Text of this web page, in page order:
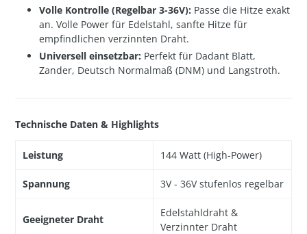
Volle Kontrolle (Regelbar 3-36V): Passe die Hitze exakt
an. Volle Power für Edelstahl, sanfte Hitze für
empfindlichen verzinnten Draht.
Universell einsetzbar: Perfekt für Dadant Blatt,
Zander, Deutsch Normalmaß (DNM) und Langstroth.
Technische Daten & Highlights
Leistung 144 Watt (High-Power)
Spannung 3V - 36V stufenlos regelbar
Geeigneter Draht
Edelstahldraht &
Verzinnter Draht